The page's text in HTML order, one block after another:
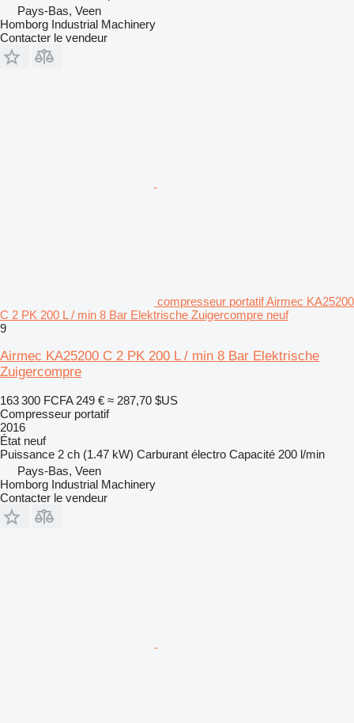
Pays-Bas, Veen
Homborg Industrial Machinery
Contacter le vendeur
compresseur portatif Airmec KA25200
C 2 PK 200 L / min 8 Bar Elektrische Zuigercompre neuf
9
Airmec KA25200 C 2 PK 200 L / min 8 Bar Elektrische
Zuigercompre
163 300 FCFA 249 € ≈ 287,70 $US
Compresseur portatif
2016
État neuf
Puissance 2 ch (1.47 kW) Carburant électro Capacité 200 l/min
Pays-Bas, Veen
Homborg Industrial Machinery
Contacter le vendeur